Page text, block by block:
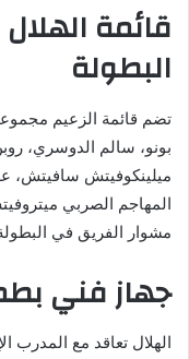
قائمة
البطولة
تضم قائمة الزعيم
بونو، سالم الدوسري،
ميلينكوفيتش سافيتش،
المهاجم الصربي
مشوار الفريق في
جهاز فني
الهلال تعاقد مع المدرب